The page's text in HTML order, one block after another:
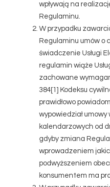
wpływają na
Regulaminu.
W przypadku
Regulaminu umów o
świadczenie Usługi
regulamin wiąże
zachowane
384[1] Kodeksu
prawidłowo
wypowiedział
kalendarzowych od
gdyby zmiana
wprowadzeniem
podwyższeniem
konsumentem ma